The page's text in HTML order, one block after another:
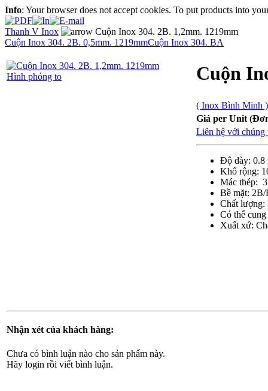
Info: Your browser does not accept cookies. To put products into
Thanh V Inox
Cuộn Inox 304. 2B. 1,2mm. 1219mm
Cuộn Inox 304. 2B. 0,5mm. 1219mmCuộn Inox 304. BA
Hình phóng to Cuộn
( Inox Bình Minh )
Giá per Unit
Liên hệ với chúng
Độ dày: 0.8
Khổ rộng:
Mác thép:
Bề mặt:
Chất lượng:
Có thể
Xuất xứ:
Nhận xét của khách hàng:
Chưa có bình luận nào cho sản phẩm này.
Hãy login rồi viết bình luận.